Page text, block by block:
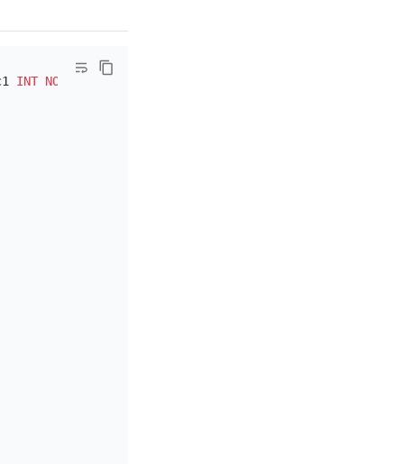
INT NOT NULL );